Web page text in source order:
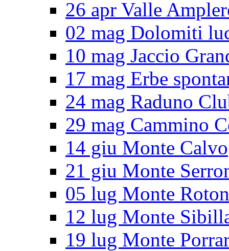
26 apr Valle
02 mag Dolomiti
10 mag Jaccio
17 mag Erbe
24 mag Raduno
29 mag Cammino
14 giu Monte Calvo
21 giu Monte
05 lug Monte
12 lug Monte
19 lug Monte